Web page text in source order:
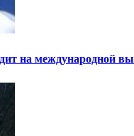
на международной